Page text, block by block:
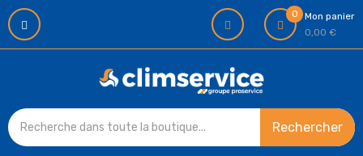
0
Mon panier
0,00 €
Rechercher